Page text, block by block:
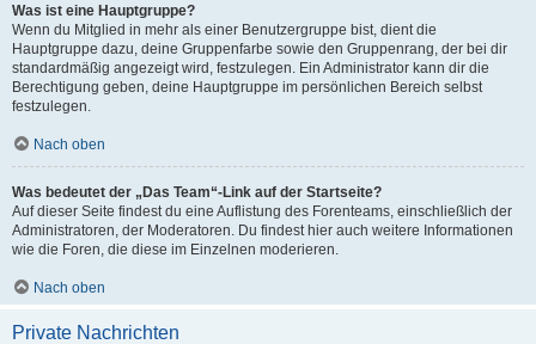
Was ist eine Hauptgruppe?
Wenn du Mitglied in mehr als einer Benutzergruppe bist, dient die
Hauptgruppe dazu, deine Gruppenfarbe sowie den Gruppenrang, der bei dir
standardmäßig angezeigt wird, festzulegen. Ein Administrator kann dir die
Berechtigung geben, deine Hauptgruppe im persönlichen Bereich selbst
festzulegen.
Nach oben
Was bedeutet der „Das Team“-Link auf der Startseite?
Auf dieser Seite findest du eine Auflistung des Forenteams, einschließlich der
Administratoren, der Moderatoren. Du findest hier auch weitere Informationen
wie die Foren, die diese im Einzelnen moderieren.
Nach oben
Private Nachrichten